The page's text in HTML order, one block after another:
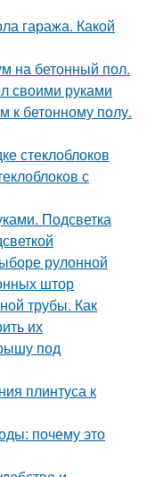
гаража. Какой
на бетонный пол.
своими руками
к бетонному полу.
стеклоблоков
с
Подсветка
рулонной
штор
трубы. Как
их
под
плинтуса к
почему это